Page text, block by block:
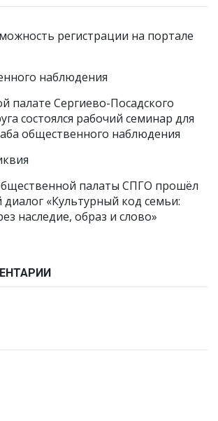
регистрации на портале
наблюдения
палате Сергиево-Посадского
состоялся рабочий семинар для
общественного наблюдения
палаты СПГО прошёл
диалог «Культурный код семьи:
наследие, образ и слово»